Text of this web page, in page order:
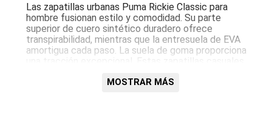
Las zapatillas urbanas Puma Rickie Classic para
hombre fusionan estilo y comodidad. Su parte
superior de cuero sintético duradero ofrece
transpirabilidad, mientras que la entresuela de EVA
amortigua cada paso. La suela de goma proporciona
MOSTRAR MÁS